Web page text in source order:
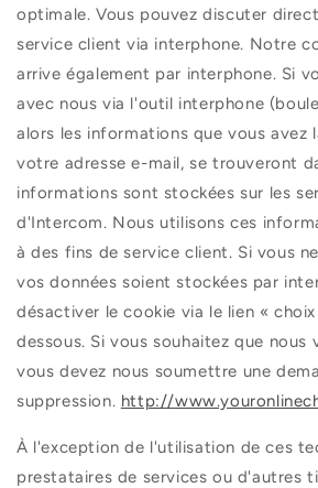
optimale. Vous pouvez discuter
service client via interphone. Notre
arrive également par interphone. Si
avec nous via l'outil interphone
alors les informations que vous avez
votre adresse e-mail, se trouveront
informations sont stockées sur les
d'Intercom. Nous utilisons ces
à des fins de service client. Si vous
vos données soient stockées par
désactiver le cookie via le lien «
dessous. Si vous souhaitez que nous
vous devez nous soumettre une
suppression. http://
À l'exception de l'utilisation de ces
prestataires de services ou d'autres